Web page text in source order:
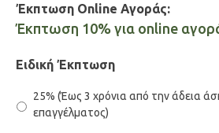
Έκπτωση Online Αγοράς:
Έκπτωση 10% για online
Ειδική Έκπτωση
25% (Έως 3 χρόνια από την άδεια
επαγγέλματος)